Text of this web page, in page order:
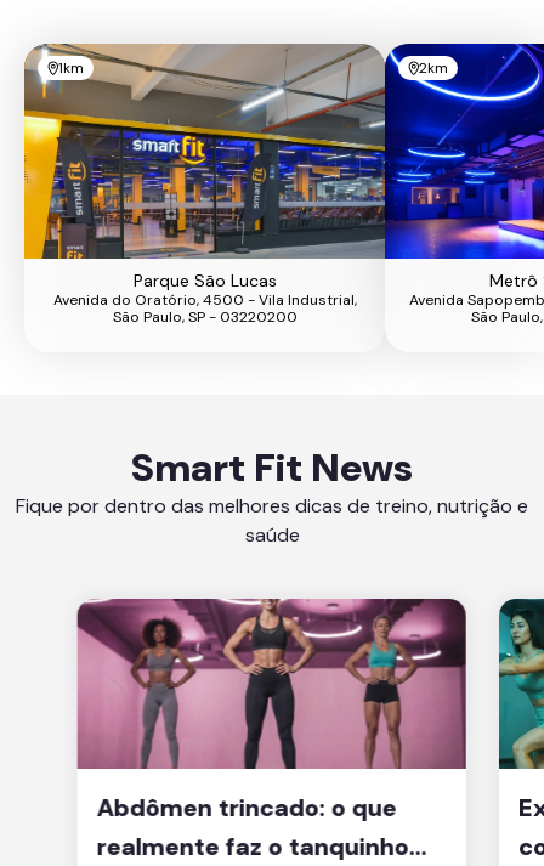
1km
Parque São Lucas
Avenida do Oratório, 4500 - Vila Industrial,
São Paulo, SP - 03220200
2km
Metrô
Avenida
São
Smart Fit News
Fique por dentro das melhores dicas de treino, nutrição e
saúde
Abdômen trincado: o que
realmente faz o tanquinho